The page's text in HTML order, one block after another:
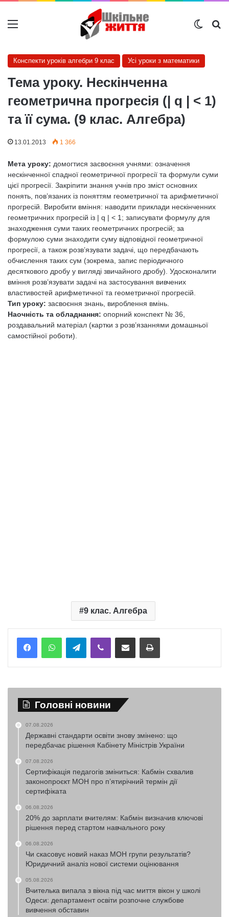
Меню
Конспекти уроків алгебри 9 клас Усі уроки з математики
Тема уроку. Нескінченна
геометрична прогресія (| q | < 1)
та її сума. (9 клас. Алгебра)
13.01.2013 1 366
Мета уроку: домогтися засвоєння учнями: означення
нескінченної спадної геометричної прогресії та формули суми
цієї прогресії. Закріпити знання учнів про зміст основних
понять, пов’язаних із поняттям геометричної та арифметичної
прогресій. Виробити вміння: наводити приклади нескінченних
геометричних прогресій із | q | < 1; записувати формулу для
знаходження суми таких геометричних прогресій; за
формулою суми знаходити суму відповідної геометричної
прогресії, а також розв’язувати задачі, що передбачають
обчислення таких сум (зокрема, запис періодичного
десяткового дробу у вигляді звичайного дробу). Удосконалити
вміння розв’язувати задачі на застосування вивчених
властивостей арифметичної та геометричної прогресій.
Тип уроку: засвоєння знань, вироблення вмінь.
Наочність та обладнання: опорний конспект № 36,
роздавальний матеріал (картки з розв’язаннями домашньої
самостійної роботи).
9 клас. Алгебра
TelegramViber Надіслати електронною поштоюНадрукувати
Головні новини
07.08.2026
Державні стандарти освіти знову змінено: що
передбачає рішення Кабінету Міністрів України
07.08.2026
Сертифікація педагогів зміниться: Кабмін схвалив
законопроєкт МОН про п’ятирічний термін дії
сертифіката
06.08.2026
20% до зарплати вчителям: Кабмін визначив ключові
рішення перед стартом навчального року
06.08.2026
Чи скасовує новий наказ МОН групи результатів?
Юридичний аналіз нової системи оцінювання
05.08.2026
Вчителька випала з вікна під час миття вікон у школі
Одеси: департамент освіти розпочне службове
вивчення обставин